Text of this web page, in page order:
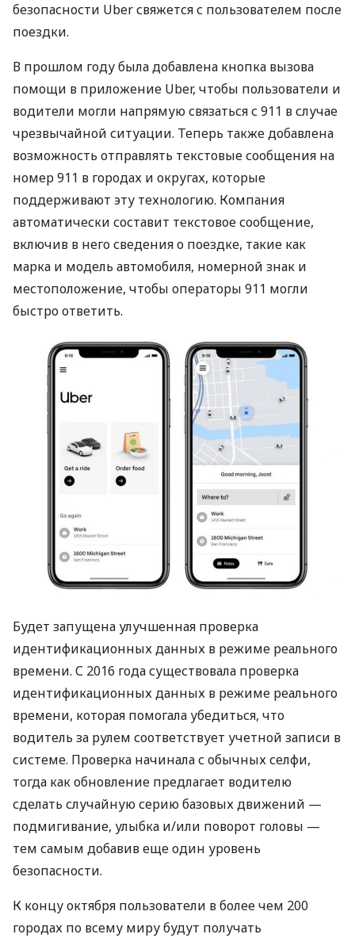
безопасности Uber свяжется с пользователем после
поездки.
В прошлом году была добавлена кнопка вызова
помощи в приложение Uber, чтобы пользователи и
водители могли напрямую связаться с 911 в случае
чрезвычайной ситуации. Теперь также добавлена
возможность отправлять текстовые сообщения на
номер 911 в городах и округах, которые
поддерживают эту технологию. Компания
автоматически составит текстовое сообщение,
включив в него сведения о поездке, такие как
марка и модель автомобиля, номерной знак и
местоположение, чтобы операторы 911 могли
быстро ответить.
Будет запущена улучшенная проверка
идентификационных данных в режиме реального
времени. С 2016 года существовала проверка
идентификационных данных в режиме реального
времени, которая помогала убедиться, что
водитель за рулем соответствует учетной записи в
системе. Проверка начинала с обычных селфи,
тогда как обновление предлагает водителю
сделать случайную серию базовых движений —
подмигивание, улыбка и/или поворот головы —
тем самым добавив еще один уровень
безопасности.
К концу октября пользователи в более чем 200
городах по всему миру будут получать